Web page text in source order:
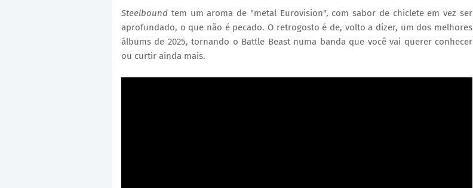
Steelbound tem um aroma de "metal Eurovision", com sabor de chiclete em vez ser
aprofundado, o que não é pecado. O retrogosto é de, volto a dizer, um dos melhores
álbums de 2025, tornando o Battle Beast numa banda que você vai querer conhecer
ou curtir ainda mais.